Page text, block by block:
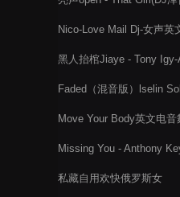
Nico-Love Mail Dj-女声英
黑人抬棺Jiaye - Tony Igy-
Faded（混音版）lselin
Move Your Body英文电
Missing You - Anthony
私藏自用欢快俄罗斯女